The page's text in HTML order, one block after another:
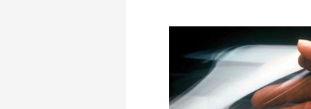
pendant 60...